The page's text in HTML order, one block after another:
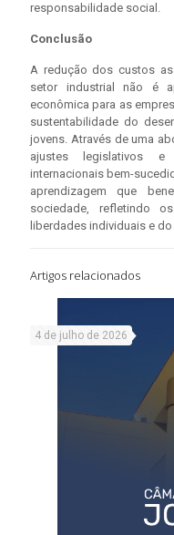
responsabilidade social.
Conclusão
A redução dos custos
setor industrial não é
econômica para as
sustentabilidade do
jovens. Através de uma
ajustes legislativos
internacionais bem-
aprendizagem que
sociedade, refletindo
liberdades individuais e
Artigos relacionados
4 de julho de 2026